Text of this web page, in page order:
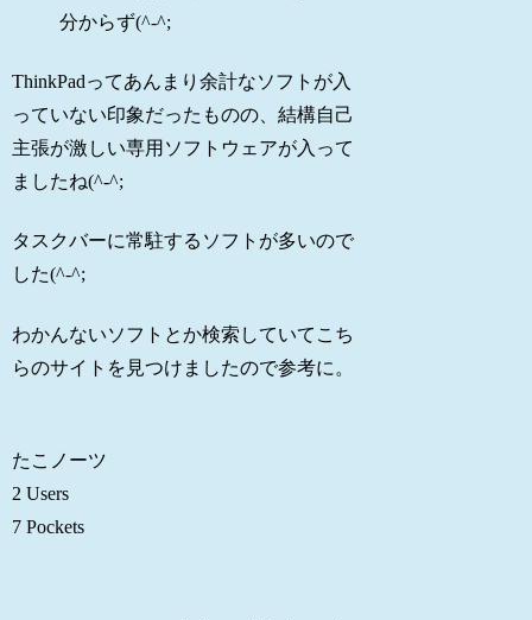
分からず(^-^;
ThinkPadってあんまり余計なソフトが入
っていない印象だったものの、結構自己
主張が激しい専用ソフトウェアが入って
ましたね(^-^;
タスクバーに常駐するソフトが多いので
した(^-^;
わかんないソフトとか検索していてこち
らのサイトを見つけましたので参考に。
たこノーツ
2 Users
7 Pockets